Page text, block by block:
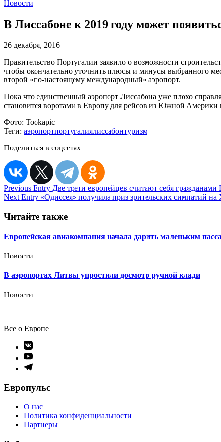
Новости
В Лиссабоне к 2019 году может
26 декабря, 2016
Правительство Португалии заявило о возможности
чтобы окончательно уточнить плюсы и минусы выбранного
второй «по-настоящему международный» аэропорт.
Пока что единственный аэропорт Лиссабона уже плохо
становится воротами в Европу для рейсов из Южной Америки
Фото: Tookapic
Теги: аэропортпортугалиялиссабонтуризм
Поделиться в соцсетях
Навигация
по
записям
Previous Entry Две трети европейцев считают себя гражданами
Next Entry «Одиссея» получила приз зрительских симпатий
Читайте также
Европейская авиакомпания начала дарить маленьким
Новости
В аэропортах Литвы упростили досмотр ручной клади
Новости
Все о Европе
Элемент
меню
Элемент
меню
Элемент
Европульс
О нас
Политика конфиденциальности
Партнеры